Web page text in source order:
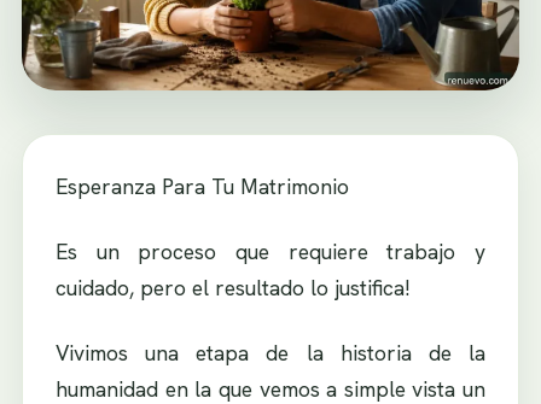
Esperanza Para Tu Matrimonio
Es un proceso que requiere trabajo y
cuidado, pero el resultado lo justifica!
Vivimos una etapa de la historia de la
humanidad en la que vemos a simple vista un